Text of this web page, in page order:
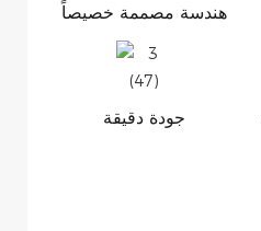
هندسة مصممة خصيصاً
جودة دقيقة